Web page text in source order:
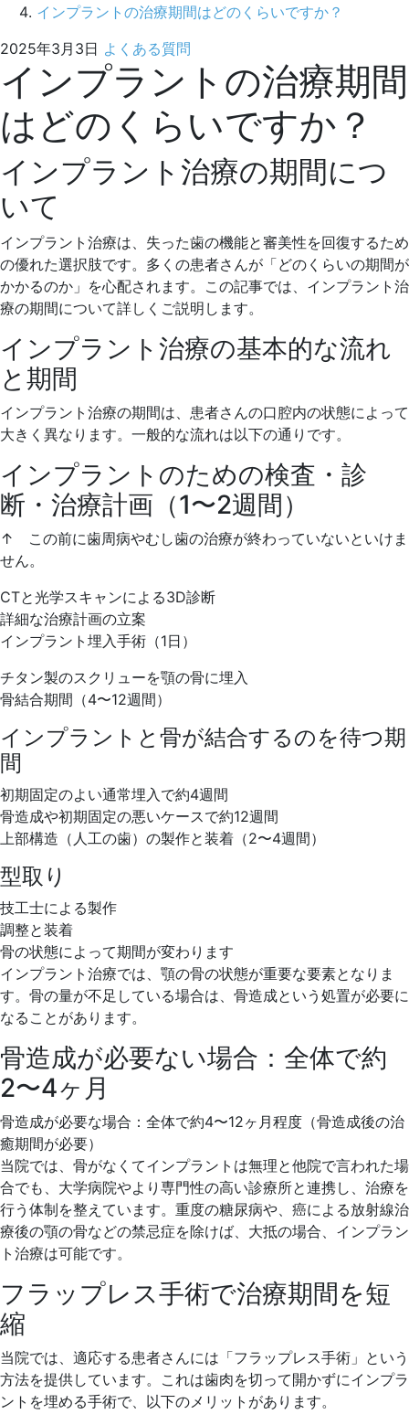
インプラントの治療期間はどのくらいですか？
2025年3月3日 よくある質問
年
月
3
日
口
科
医
院
インプラントの治療期間
はどのくらいですか？
インプラント治療の期間につ
いて
インプラント治療は、失った歯の機能と審美性を回復するため
の優れた選択肢です。多くの患者さんが「どのくらいの期間が
かかるのか」を心配されます。この記事では、インプラント治
療の期間について詳しくご説明します。
インプラント治療の基本的な流れ
と期間
インプラント治療の期間は、患者さんの口腔内の状態によって
大きく異なります。一般的な流れは以下の通りです。
インプラントのための検査・診
断・治療計画（1〜2週間）
↑ この前に歯周病やむし歯の治療が終わっていないといけま
せん。
CTと光学スキャンによる3D診断
詳細な治療計画の立案
インプラント埋入手術（1日）
チタン製のスクリューを顎の骨に埋入
骨結合期間（4〜12週間）
インプラントと骨が結合するのを待つ期
間
初期固定のよい通常埋入で約4週間
骨造成や初期固定の悪いケースで約12週間
上部構造（人工の歯）の製作と装着（2〜4週間）
型取り
技工士による製作
調整と装着
骨の状態によって期間が変わります
インプラント治療では、顎の骨の状態が重要な要素となりま
す。骨の量が不足している場合は、骨造成という処置が必要に
なることがあります。
骨造成が必要ない場合：全体で約
2〜4ヶ月
骨造成が必要な場合：全体で約4〜12ヶ月程度（骨造成後の治
癒期間が必要）
当院では、骨がなくてインプラントは無理と他院で言われた場
合でも、大学病院やより専門性の高い診療所と連携し、治療を
行う体制を整えています。重度の糖尿病や、癌による放射線治
療後の顎の骨などの禁忌症を除けば、大抵の場合、インプラン
ト治療は可能です。
フラップレス手術で治療期間を短
縮
当院では、適応する患者さんには「フラップレス手術」という
方法を提供しています。これは歯肉を切って開かずにインプラ
ントを埋める手術で、以下のメリットがあります。